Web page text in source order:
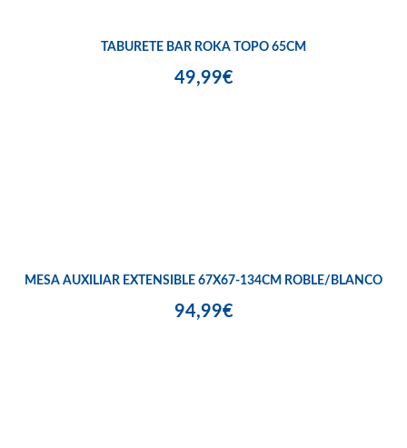
TABURETE BAR ROKA TOPO 65CM
49,99€
MESA AUXILIAR EXTENSIBLE 67X67-134CM ROBLE/BLANCO
94,99€